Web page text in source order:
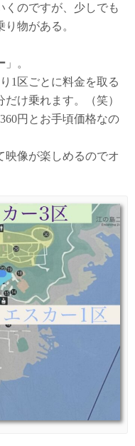
くのですが、少しでも
物がある。
」。
1区ごとに料金を取る
け乗れます。（笑）
円とお手頃価格なの
映像が楽しめるのでオ